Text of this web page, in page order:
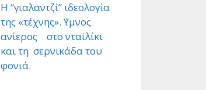
Η “γιαλαντζί” ιδεολογία
της «τέχνης». ΄Υμνος
ανίερος στο νταϊλίκι
και τη σερνικάδα του
φονιά.